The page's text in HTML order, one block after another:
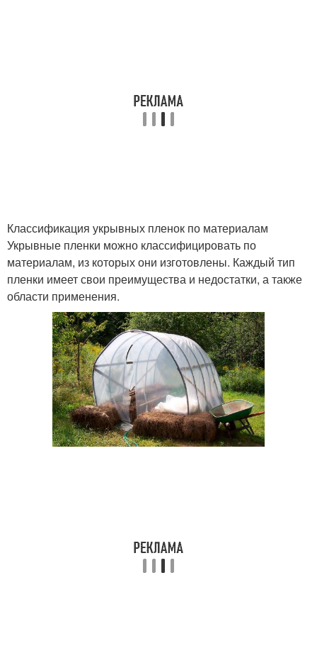
Пленка на поверхности
Классификация укрывных пленок по материалам
Укрывные пленки можно классифицировать по
материалам, из которых они изготовлены. Каждый тип
пленки имеет свои преимущества и недостатки, а также
области применения.